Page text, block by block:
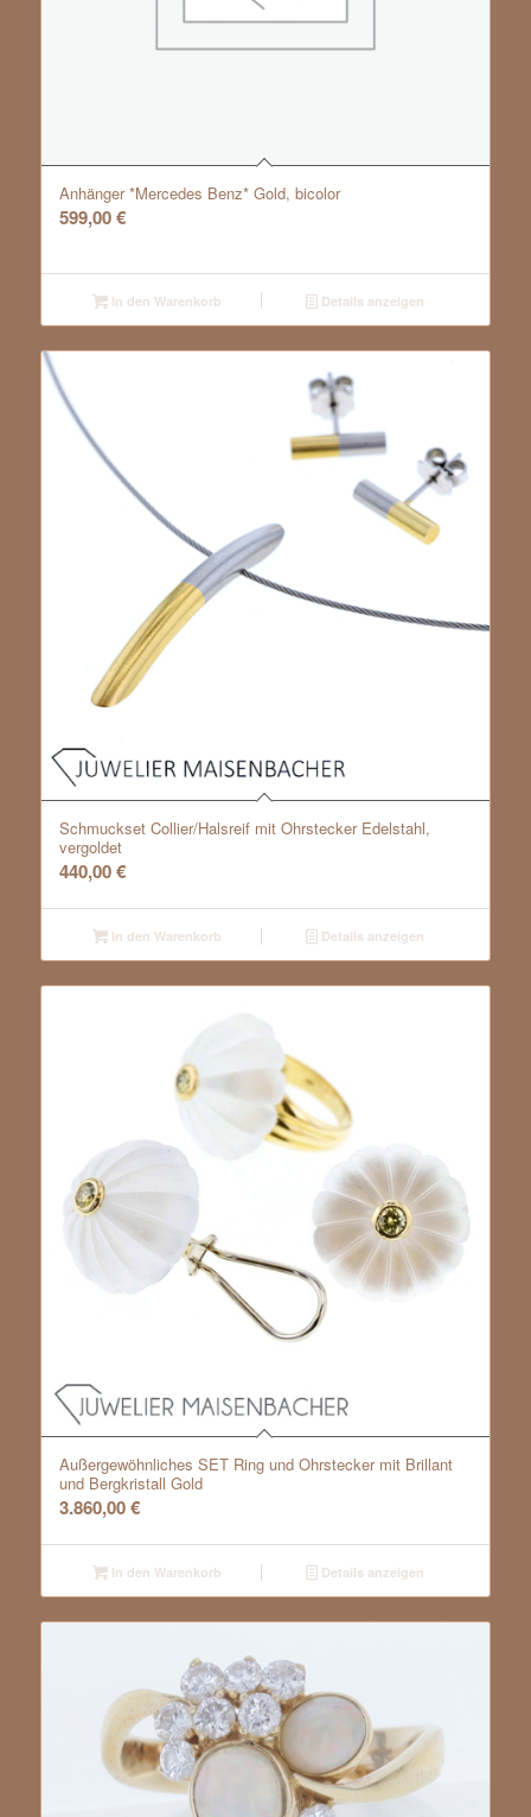
Anhänger *Mercedes Benz* Gold, bicolor
599,00€
In den Warenkorb Details anzeigen
Schmuckset Collier/Halsreif mit Ohrstecker Edelstahl,
vergoldet
440,00€
In den Warenkorb Details anzeigen
Außergewöhnliches SET Ring und Ohrstecker mit Brillant
und Bergkristall Gold
3.860,00€
In den Warenkorb Details anzeigen